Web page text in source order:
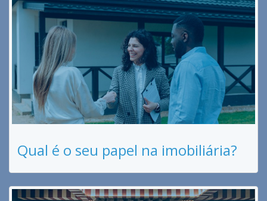
Qual é o seu papel na imobiliária?